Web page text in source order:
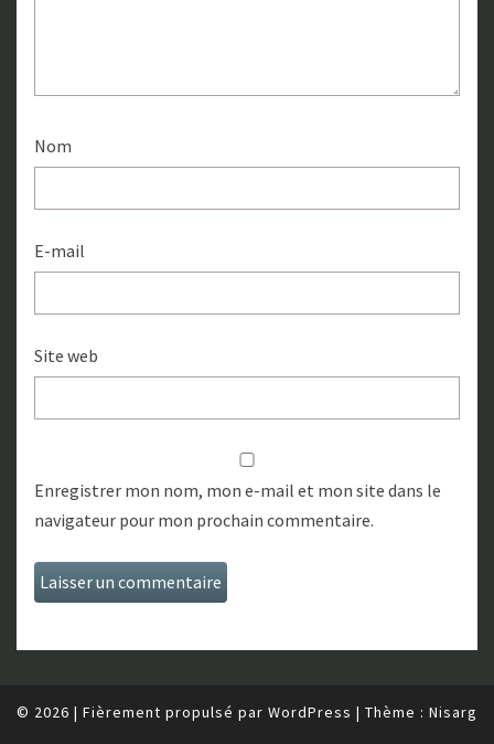
Nom
E-mail
Site web
Enregistrer mon nom, mon e-mail et mon site dans le
navigateur pour mon prochain commentaire.
© 2026 | Fièrement propulsé par WordPress | Thème : Nisarg